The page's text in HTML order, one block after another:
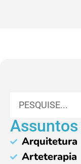
Assuntos
Arquitetura
Arteterapia